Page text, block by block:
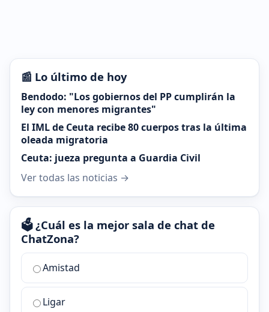
📰 Lo último de hoy
Bendodo: "Los gobiernos del PP cumplirán la
ley con menores migrantes"
El IML de Ceuta recibe 80 cuerpos tras la última
oleada migratoria
Ceuta: jueza pregunta a Guardia Civil
Ver todas las noticias →
🗳️ ¿Cuál es la mejor sala de chat de
ChatZona?
¿Cuál
la
mejor
Amistad
Ligar